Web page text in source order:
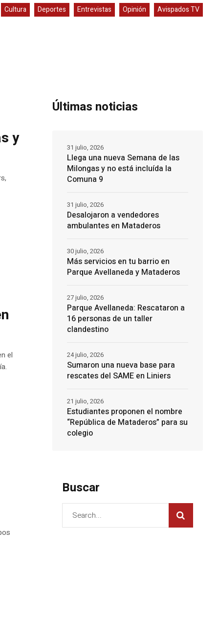
Cultura Deportes Entrevistas Opinión Avispados TV
y
el
Últimas noticias
Llega una nueva Semana de las
Milongas y no está incluída la
Comuna 9
31 julio, 2026
Desalojaron a vendedores
ambulantes en Mataderos
31 julio, 2026
Más servicios en tu barrio en
Parque Avellaneda y Mataderos
30 julio, 2026
Parque Avellaneda: Rescataron a
16 personas de un taller
clandestino
27 julio, 2026
Sumaron una nueva base para
rescates del SAME en Liniers
24 julio, 2026
Estudiantes proponen el nombre
“República de Mataderos” para su
colegio
21 julio, 2026
Buscar